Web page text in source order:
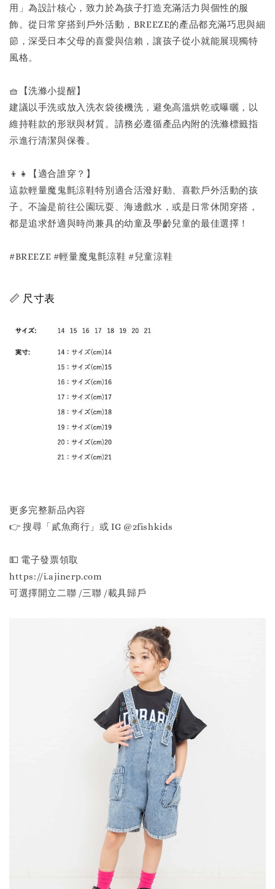
用」為設計核心，致力於為孩子打造充滿活力與個性的服
飾。從日常穿搭到戶外活動，BREEZE的產品都充滿巧思與細
節，深受日本父母的喜愛與信賴，讓孩子從小就能展現獨特
風格。
🧺【洗滌小提醒】
建議以手洗或放入洗衣袋後機洗，避免高溫烘乾或曝曬，以
維持鞋款的形狀與材質。請務必遵循產品內附的洗滌標籤指
示進行清潔與保養。
👦👧【適合誰穿？】
這款輕量魔鬼氈涼鞋特別適合活潑好動、喜歡戶外活動的孩
子。不論是前往公園玩耍、海邊戲水，或是日常休閒穿搭，
都是追求舒適與時尚兼具的幼童及學齡兒童的最佳選擇！
#BREEZE #輕量魔鬼氈涼鞋 #兒童涼鞋
📏 尺寸表
更多完整新品內容
👉 搜尋「貳魚商行」或 IG @2fishkids
💵 電子發票領取
https://i.ajinerp.com
可選擇開立二聯 /三聯 /載具歸戶